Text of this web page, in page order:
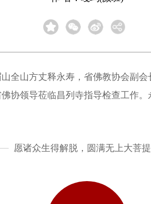
全山方丈释永寿，省佛教协会副
协领导莅临昌列寺指导检查工作
愿诸众生得解脱，圆满无上大菩提